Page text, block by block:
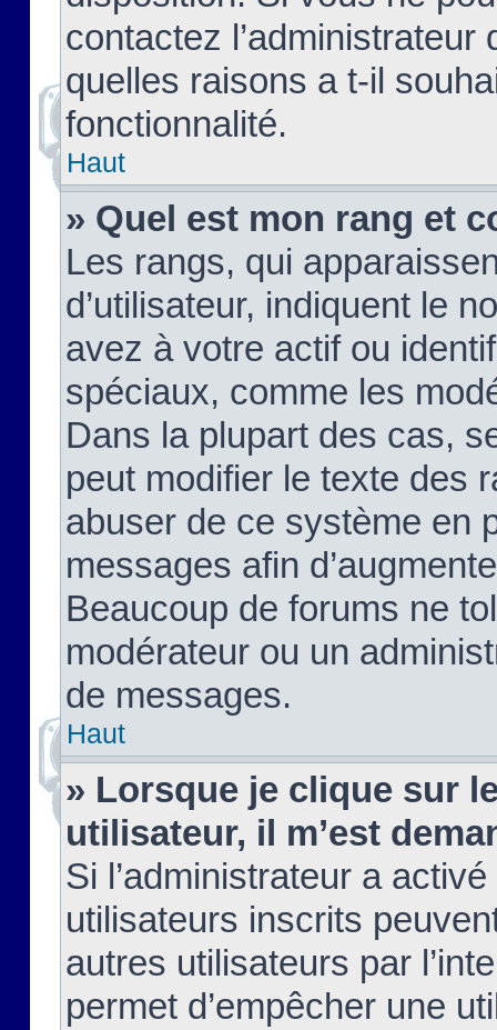
contactez
quelles raisons a t-il
fonctionnalité.
Haut
» Quel est mon rang et
Les rangs, qui
d’utilisateur, indiquent le
avez à votre actif ou
spéciaux, comme les
Dans la plupart des cas,
peut modifier le texte des
abuser de ce système en
messages afin
Beaucoup de forums ne
modérateur ou un
de messages.
Haut
» Lorsque je clique sur
utilisateur, il m’est
Si l’administrateur a
utilisateurs inscrits
autres utilisateurs par
permet d’empêcher une